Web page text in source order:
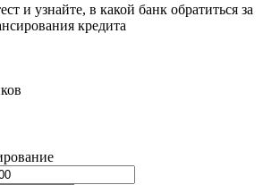
и узнайте, в какой банк обратиться за
кредита